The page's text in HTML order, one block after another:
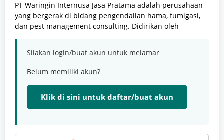
PT Waringin Internusa Jasa Pratama adalah perusahaan
yang bergerak di bidang pengendalian hama, fumigasi,
dan pest management consulting. Didirikan oleh
Silakan login/buat akun untuk melamar
Belum memiliki akun?
Klik di sini untuk daftar/buat akun